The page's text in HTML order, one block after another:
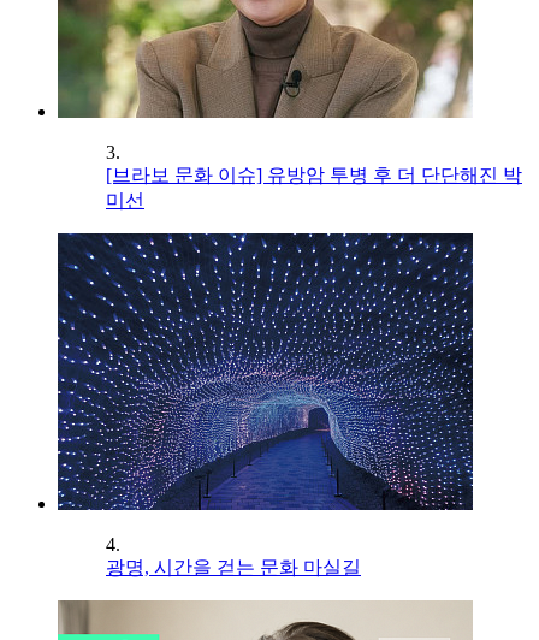
3.
[브라보 문화 이슈] 유방암 투병 후 더 단단해진 박
미선
4.
광명, 시간을 걷는 문화 마실길